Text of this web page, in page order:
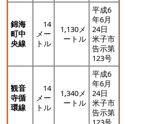
錦海
町中
央線
14
メー
トル
1,130メ
ートル
平成6
年6月
24日
米子市
告示第
123号
観音
寺循
環線
14
メー
トル
1,340メ
ートル
平成6
年6月
24日
米子市
告示第